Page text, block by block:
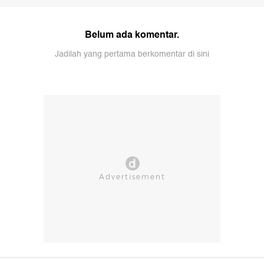
Belum ada komentar.
Jadilah yang pertama berkomentar di sini